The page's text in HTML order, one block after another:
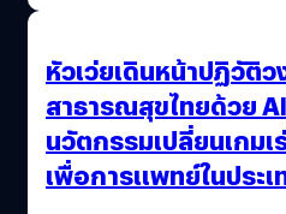
หัวเว่ยเดินหน้าปฏิวัติว
สาธารณสุขไทยด้วย
นวัตกรรมเปลี่ยนเกมเ
เพื่อการแพทย์ในประเ